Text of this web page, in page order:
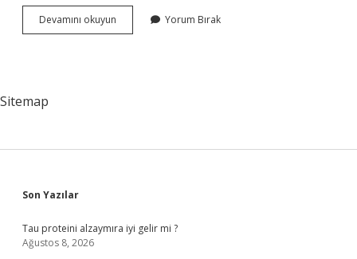
Devamını okuyun Duygusal
Bencillik
Yorum Bırak
Sitemap
Sidebar
Son Yazılar
Tau proteini alzaymıra iyi gelir mi ?
Ağustos 8, 2026